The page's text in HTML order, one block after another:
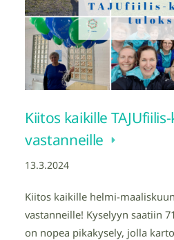
Kiitos kaikille
vastanneille
13.3.2024
Kiitos kaikille helmi-
vastanneille! Kyselyyn saatiin
on nopea pikakysely, jolla